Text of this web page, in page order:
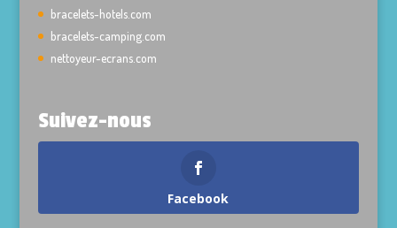
bracelets-hotels.com
bracelets-camping.com
nettoyeur-ecrans.com
Suivez-nous
Facebook